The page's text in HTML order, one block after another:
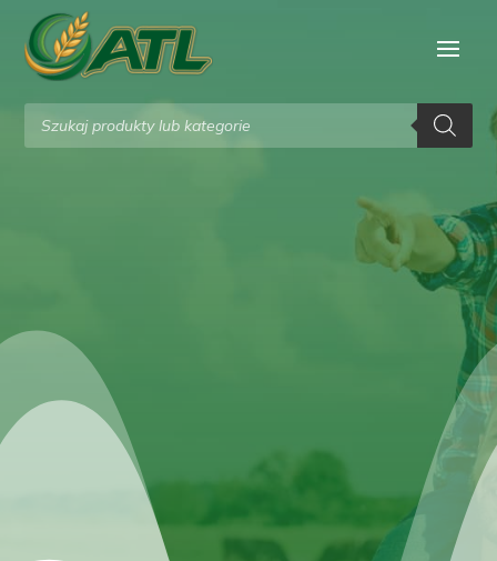
Wyszukiwarka
produktów